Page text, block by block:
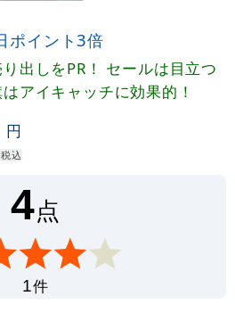
ポイント3倍
出しをPR！ セールは目立つ
アイキャッチに効果的！
円
税込
4点
1件